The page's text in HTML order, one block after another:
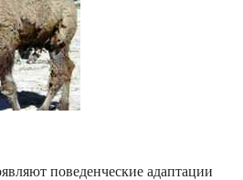
поведенческие адаптации